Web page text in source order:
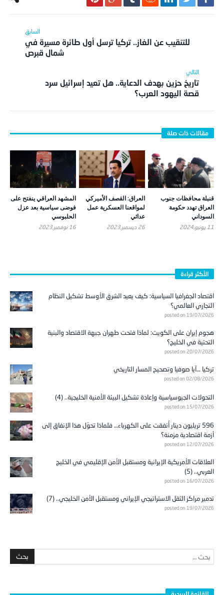
للتنقيب عن الغاز.. تركيا ترسل أول طائرة مسيرة في
شمال قبرص
تاريخ حزين بهدف الدعاية.. هل تعيد إسرائيل سرد
قصة اليهود العرب؟
قنبلة محافظات جنوب
العراق تهدد حكومة
السوداني
11 يونيو,2024
العراق: القصف الأميركي
لمواقعنا العسكرية عمل
عدائي
26 ديسمبر,2023
المشهد العراقي ينفتح على
فوضى سياسية بعد عزل
الحلبوسي
16 نوفمبر,2023
الأكثر قراءة
اقتصاد الجغرافيا السياسية: كيف يعيد الشرق الأوسط تشكيل النظام
التجاري العالمي؟
posted on 19/07/2026
هجوم إيران على الكويت: لماذا فتحت طهران جبهة الاقتصاد والبنية
التحتية في الخليج؟
posted on 20/07/2026
تركيا …آيا صوفيا وتصحيح المسار التاريخي
posted on 02/08/2026
التحولات الجيوسياسية وإعادة تشكيل البيئة الأمنية الخليجية.. (4)
posted on 15/07/2026
596 تريليون دينار أُنفقت على الكهرباء… فلماذا تحوّل هذا الإنفاق إلى
أزمة اقتصادية مزمنة؟
posted on 12/07/2026
العلاقات الأمريكية الإيرانية ومستقبل الأمن الإقليمي في الخليج
العربي.. (5)
posted on 16/07/2026
تدمير مراكز الثقل الاستراتيجي الإيراني ومستقبل الأمن الخليجي.. (7)
posted on 19/07/2026